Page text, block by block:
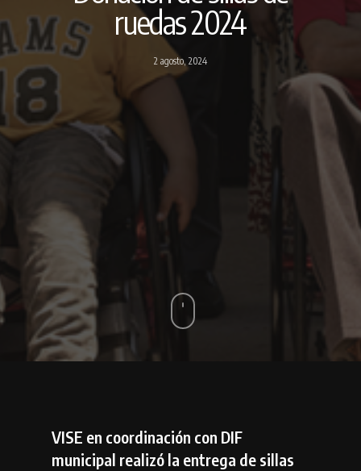
ruedas 2024
2 agosto, 2024
VISE en coordinación con DIF
municipal realizó la entrega de sillas